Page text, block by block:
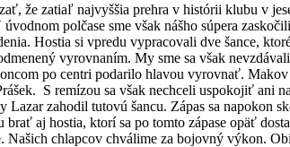
že zatiaľ najvyššia prehra v histórii klubu v
polčase sme však nášho súpera
Hostia si vpredu vypracovali dve šance,
vyrovnaním. My sme sa však
po centri podarilo hlavou vyrovnať.
S remízou sa však nechceli uspokojiť ani
zahodil tutovú šancu. Zápas sa napokon
aj hostia, ktorí sa po tomto zápase opäť
chlapcov chválime za bojovný výkon.